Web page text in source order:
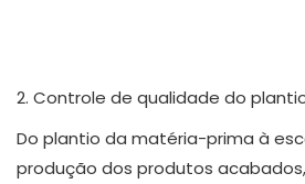
2. Controle de qualidade do
Do plantio da matéria-prima à
produção dos produtos